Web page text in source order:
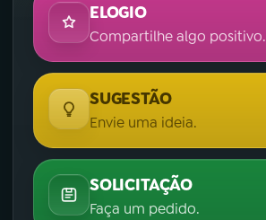
ELOGIO
Compartilhe algo positivo.
SUGESTÃO
Envie uma ideia.
SOLICITAÇÃO
Faça um pedido.